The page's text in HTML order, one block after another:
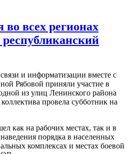
во всех регионах
и информатизации вместе с
Рябовой приняли участие в
из улиц Ленинского района
провела субботник на
как на рабочих местах, так и в
порядка в населенных
комплексах и местах боевой